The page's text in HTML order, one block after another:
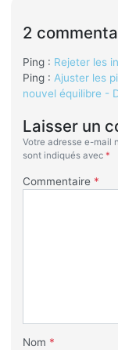
2
Ping : Rejeter les
Ping : Ajuster les
nouvel équilibre -
Laisser un
Votre adresse e-mail
sont indiqués avec *
Commentaire *
Nom *